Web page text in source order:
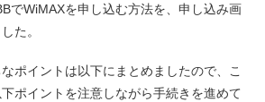
でWiMAXを申し込む方法を、申し込み画
た。
ポイントは以下にまとめましたので、こ
ポイントを注意しながら手続きを進めて